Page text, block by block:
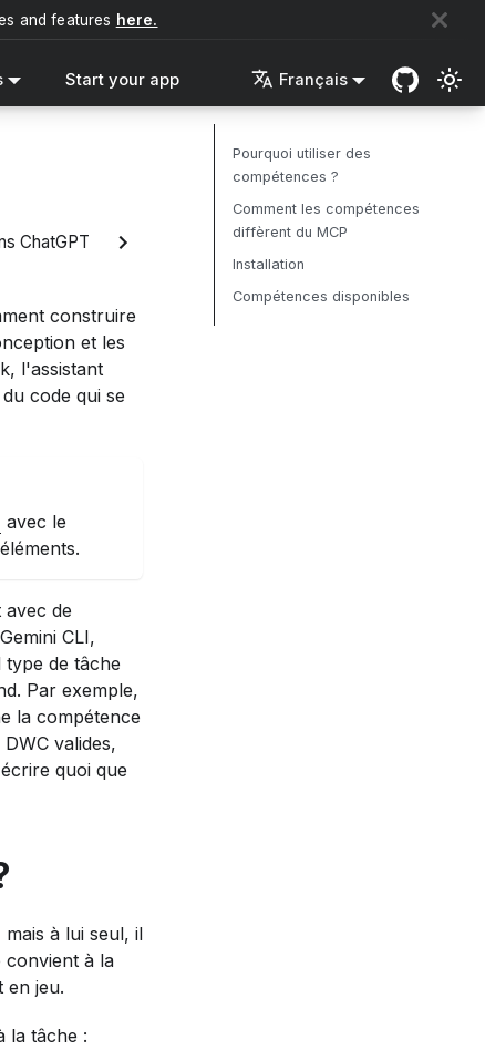
and features here.
Start your app Français
ChatGPT
construire
et les
l'assistant
code qui se
avec le
de
CLI,
de tâche
Par exemple,
la compétence
valides,
quoi que
à lui seul, il
à la
en jeu.
la tâche :
Pourquoi utiliser des
compétences ?
Comment les compétences
diffèrent du MCP
Installation
Compétences disponibles